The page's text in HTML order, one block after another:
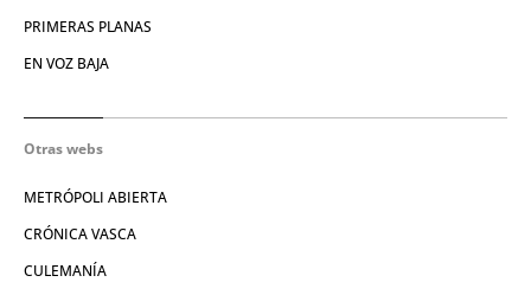
PRIMERAS PLANAS
EN VOZ BAJA
Otras webs
METRÓPOLI ABIERTA
CRÓNICA VASCA
CULEMANÍA